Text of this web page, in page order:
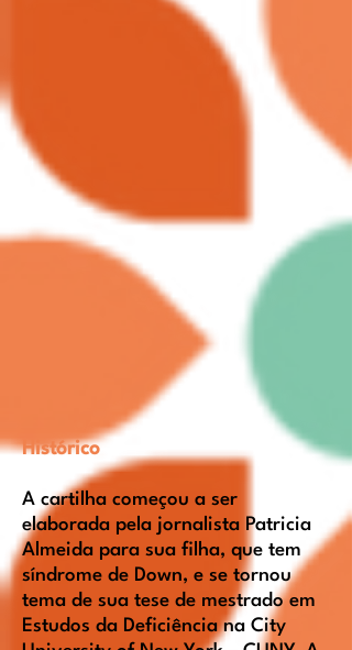
Histórico
A cartilha começou a ser
elaborada pela jornalista Patricia
Almeida para sua filha, que tem
síndrome de Down, e se tornou
tema de sua tese de mestrado em
Estudos da Deficiência na City